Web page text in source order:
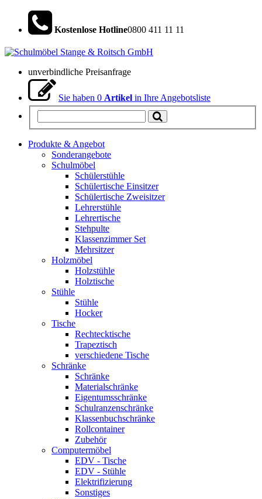
Kostenlose Hotline0800 411 11 11
unverbindliche Preisanfrage
Sie haben 0 Artikel in Ihre Angebotsliste
Produkte & Angebot
Sonderangebote
Schulmöbel
Schülerstühle
Schülertische Einsitzer
Schülertische Zweisitzer
Lehrerstühle
Lehrertische
Stehpulte
Klassenzimmer Set
Mehrsitzer
Holzmöbel
Holzstühle
Holztische
Stühle
Stühle
Hocker
Tische
Rechtecktische
Trapeztisch
verschiedene Tische
Schränke
Schränke
Materialschränke
Eigentumsschränke
Schulranzenschränke
Klassenbuchschränke
Rollcontainer
Zubehör
Computermöbel
EDV - Tische
EDV - Stühle
Elektrifizierung
Sonstiges